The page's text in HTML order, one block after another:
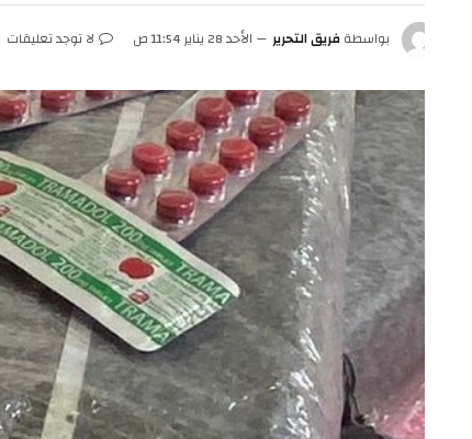
بواسطة فريق التحرير الأحد 28 يناير 11:54 ص لا توجد تعليقات 3 دقائق